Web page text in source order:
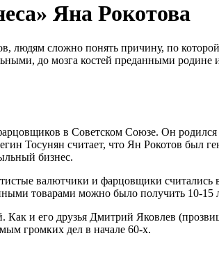
Яна Рокотова
людям сложно понять причину, по
до мозга костей преданными
в Советском Союзе. Он родился в
Тосунян считает, что Ян Рокотов был
бизнес.
валютчики и фарцовщики считались
товарами можно было получить 10-15
Как и его друзья Дмитрий Яковлев
громких дел в начале 60-х.